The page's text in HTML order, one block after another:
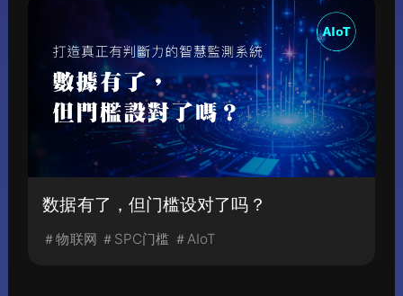
数据有了，但门槛设对了吗？
＃物联网 ＃SPC门槛 ＃AIoT